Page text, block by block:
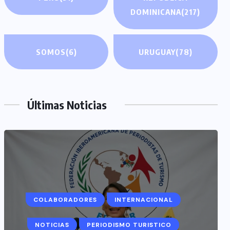
DOMINICANA(217)
SOMOS(6) URUGUAY(78)
Últimas Noticias
COLABORADORES INTERNACIONAL
NOTICIAS PERIODISMO TURISTICO